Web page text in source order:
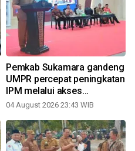
Pemkab Sukamara gandeng
UMPR percepat peningkatan
IPM melalui akses
pendidikan
04 August 2026 23:43 WIB